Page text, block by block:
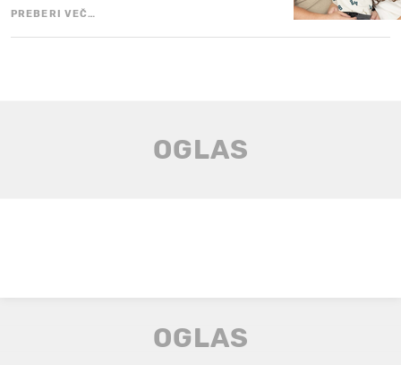
PREBERI VEČ…